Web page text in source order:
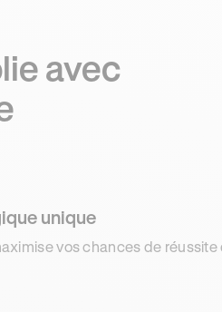
avec
unique
vos chances de réussite